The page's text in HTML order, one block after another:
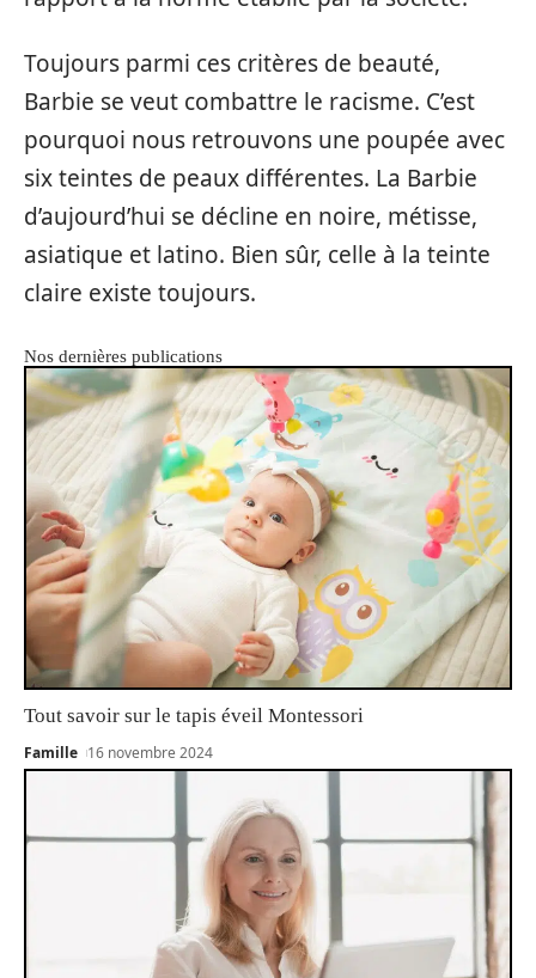
Toujours parmi ces critères de beauté,
Barbie se veut combattre le racisme. C’est
pourquoi nous retrouvons une poupée avec
six teintes de peaux différentes. La Barbie
d’aujourd’hui se décline en noire, métisse,
asiatique et latino. Bien sûr, celle à la teinte
claire existe toujours.
Nos dernières publications
Tout savoir sur le tapis éveil Montessori
Famille 16 novembre 2024